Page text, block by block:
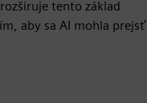
tento základ
aby sa AI mohla prejsť